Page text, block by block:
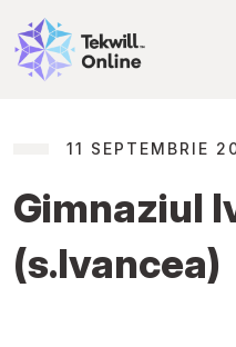
11 SEPTEMBRIE
Gimnaziul
(s.Ivancea)